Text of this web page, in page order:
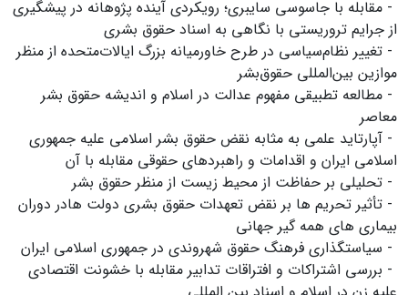
- مقابله با جاسوسی سایبری؛ رویکردی آینده پژوهانه در پیشگیری
از جرایم تروریستی با نگاهی به اسناد حقوق بشری
- تغییر نظام‌سیاسی در طرح خاورمیانه بزرگ ایالات‌متحده از منظر
موازین بین‌المللی حقوق‌بشر
- مطالعه تطبیقی مفهوم عدالت در اسلام و اندیشه حقوق بشر
معاصر
- آپارتاید علمی به مثابه نقض حقوق بشر اسلامی علیه جمهوری
اسلامی ایران و اقدامات و راهبردهای حقوقی مقابله با آن
- تحلیلی بر حفاظت از محیط زیست از منظر حقوق بشر
- تأثیر تحریم ها بر نقض تعهدات حقوق بشری دولت هادر دوران
بیماری های همه گیر جهانی
- سیاستگذاری فرهنگ حقوق شهروندی در جمهوری اسلامی ایران
- بررسی اشتراکات و افتراقات تدابیر مقابله با خشونت اقتصادی